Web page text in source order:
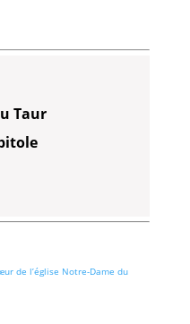
Taur
de l’église Notre-Dame du